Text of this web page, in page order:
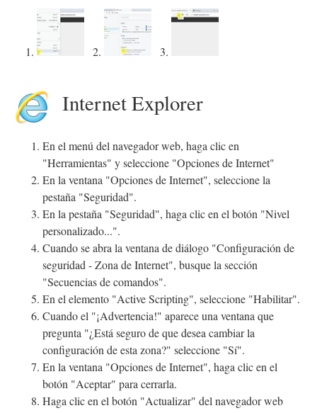
1. 2. 3.
Internet Explorer
En el menú del navegador web, haga clic en
"Herramientas" y seleccione "Opciones de Internet"
En la ventana "Opciones de Internet", seleccione la
pestaña "Seguridad".
En la pestaña "Seguridad", haga clic en el botón "Nivel
personalizado...".
Cuando se abra la ventana de diálogo "Configuración de
seguridad - Zona de Internet", busque la sección
"Secuencias de comandos".
En el elemento "Active Scripting", seleccione "Habilitar".
Cuando el "¡Advertencia!" aparece una ventana que
pregunta "¿Está seguro de que desea cambiar la
configuración de esta zona?" seleccione "Sí".
En la ventana "Opciones de Internet", haga clic en el
botón "Aceptar" para cerrarla.
Haga clic en el botón "Actualizar" del navegador web